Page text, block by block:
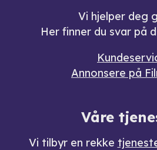
Vi hjelper deg
Her finner du svar på
Annonsere på
Våre
Vi tilbyr en rekke